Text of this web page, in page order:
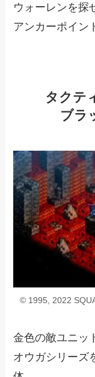
ウォーレンを探
アンカーポイン
タクテ
ブラ
© 1995, 2022
金色の敵ユニッ
オウガシリーズ